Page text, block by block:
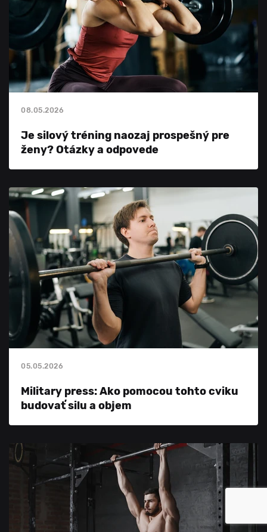
08.05.2026
Je silový tréning naozaj prospešný pre
ženy? Otázky a odpovede
05.05.2026
Military press: Ako pomocou tohto cviku
budovať silu a objem